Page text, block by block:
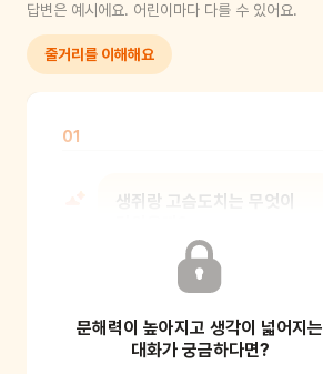
답변은 예시에요. 어린이마다 다를 수 있어요.
줄거리를 이해해요
01
생쥐랑 고슴도치는 무엇이
문해력이 높아지고 생각이 넓어지는
대화가 궁금하다면?